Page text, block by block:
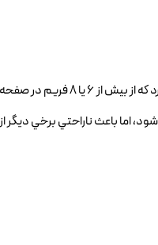
توجه کنيد. در اينترنت وب سايت
اما باعث ناراحتي برخي ديگر